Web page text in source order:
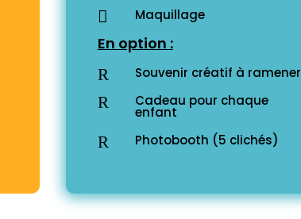
 Maquillage
En option :
R Souvenir créatif à ramener
R Cadeau pour chaque
enfant
R Photobooth (5 clichés)